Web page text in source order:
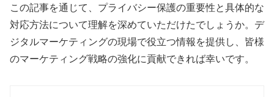
この記事を通じて、プライバシー保護の重要性と具体的な
対応方法について理解を深めていただけたでしょうか。デ
ジタルマーケティングの現場で役立つ情報を提供し、皆様
のマーケティング戦略の強化に貢献できれば幸いです。